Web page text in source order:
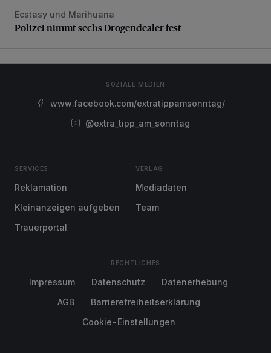
Polizei nimmt sechs Drogendealer fest
Ecstasy und Marihuana
Polizei nimmt sechs Drogendealer fest
SOZIALE MEDIEN
www.facebook.com/extratippamsonntag/
@extra_tipp_am_sonntag
SERVICES
Reklamation
Kleinanzeigen aufgeben
Trauerportal
VERLAG
Mediadaten
Team
RECHTLICHES
Impressum Datenschutz
Datenerhebung
AGB
Barrierefreiheitserklärung
Cookie-Einstellungen